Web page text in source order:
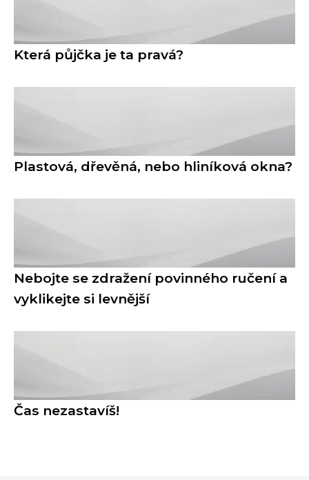
Která půjčka je ta pravá?
Plastová, dřevěná, nebo hliníková okna?
Nebojte se zdražení povinného ručení a
vyklikejte si levnější
Čas nezastavíš!